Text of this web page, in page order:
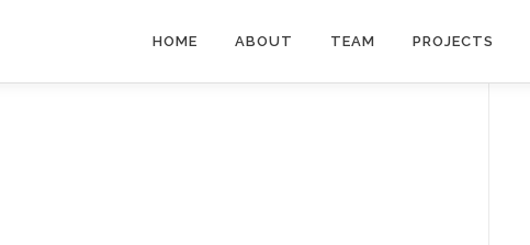
HOME ABOUT TEAM PROJECTS